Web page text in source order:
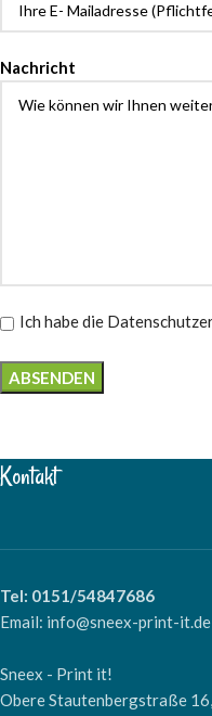
Nachricht
Ich habe die
Kontakt
Tel: 0151/54847686
Email: info@sneex-print-it.de
Sneex - Print it!
Obere Stautenbergstraße 16,